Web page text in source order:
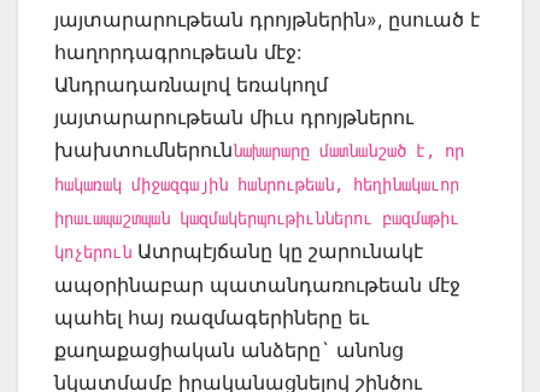
յայտարարութեան դրոյթներին», ըսուած է
հաղորդագրութեան մէջ:
Անդրադառնալով եռակողմ
յայտարարութեան միւս դրոյթներու
խախտումներուննախարարը մատնանշած է, որ
հակառակ միջազգային հանրութեան, հեղինակաւոր
իրաւապաշտպան կազմակերպութիւններու բազմաթիւ
կոչերուն Ատրպէյճանը կը շարունակէ
ապօրինաբար պատանդառութեան մէջ
պահել հայ ռազմագերիները եւ
քաղաքացիական անձերը` անոնց
նկատմամբ իրականացնելով շինծու